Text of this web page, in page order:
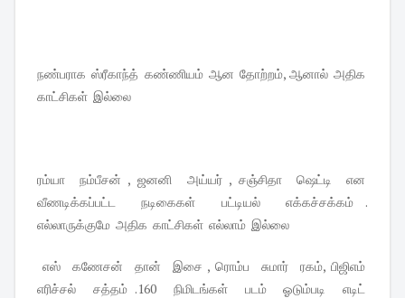
நண்பராக ஸ்ரீகாந்த் கண்ணியம் ஆன தோற்றம், ஆனால் அதிக
காட்சிகள் இல்லை
ரம்யா நம்பீசன் , ஜனனி அய்யர் , சஞ்சிதா ஷெட்டி என
வீணடிக்கப்பட்ட நடிகைகள் பட்டியல் எக்கச்சக்கம் .
எல்லாருக்குமே அதிக காட்சிகள் எல்லாம் இல்லை
எஸ் கணேசன் தான் இசை , ரொம்ப சுமார் ரகம், பிஜிஎம்
எரிச்சல் சத்தம் .160 நிமிடங்கள் படம் ஓடும்படி எடிட்